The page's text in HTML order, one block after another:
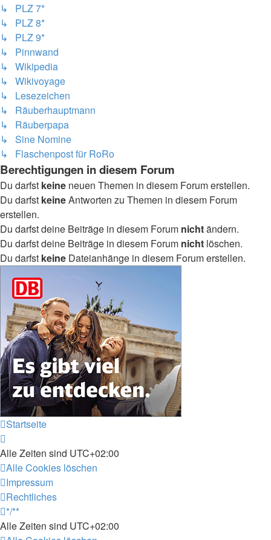
↳ PLZ 7*
↳ PLZ 8*
↳ PLZ 9*
↳ Pinnwand
↳ Wikipedia
↳ Wikivoyage
↳ Lesezeichen
↳ Räuberhauptmann
↳ Räuberpapa
↳ Sine Nomine
↳ Flaschenpost für RoRo
Berechtigungen in diesem Forum
Du darfst keine neuen Themen in diesem Forum erstellen.
Du darfst keineAntworten zu Themen in diesem Forum
erstellen.
Du darfst deine Beiträge in diesem Forum nichtändern.
Du darfst deine Beiträge in diesem Forum nicht löschen.
Du darfst keine Dateianhänge in diesem Forum erstellen.
Startseite
Alle Zeiten sind UTC+02:00
Alle Cookies löschen
Impressum
Rechtliches
*/**
Alle Zeiten sind UTC+02:00